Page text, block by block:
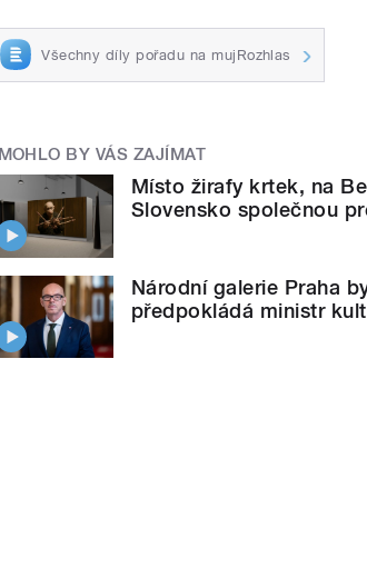
Všechny díly pořadu na mujRozhlas
MOHLO BY VÁS ZAJÍMAT
Místo žirafy krtek, na
Slovensko společnou
Národní galerie Praha
předpokládá ministr